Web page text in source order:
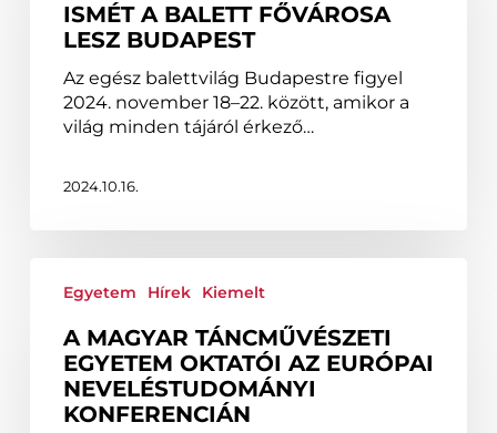
Budapest
ISMÉT A BALETT FŐVÁROSA
LESZ BUDAPEST
Az egész balettvilág Budapestre figyel
2024. november 18–22. között, amikor a
világ minden tájáról érkező…
2024.10.16.
Magyar
Egyetem
oktatói
Európai
Egyetem Hírek Kiemelt
A MAGYAR TÁNCMŰVÉSZETI
EGYETEM OKTATÓI AZ EURÓPAI
NEVELÉSTUDOMÁNYI
KONFERENCIÁN